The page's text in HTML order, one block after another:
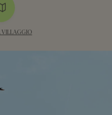
VILLAGGIO